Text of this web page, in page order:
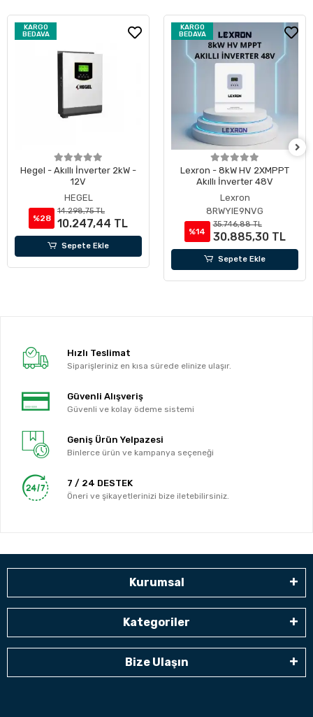
2kW -
Lexron - 8kW HV 2XMPPT
8RWYIE9NVG
35.746,88 TL
30.885,30 TL
Sepete Ekle
BEDAVA
Hibrit İnverter
Trifaze/Monofaze
NZYZHF124F
%19
Hızlı Teslimat
Siparişleriniz en kısa sürede elinize ulaşır.
Güvenli Alışveriş
Güvenli ve kolay ödeme sistemi
Geniş Ürün Yelpazesi
Binlerce ürün ve kampanya seçeneği
7 / 24 DESTEK
Öneri ve şikayetlerinizi bize iletebilirsiniz.
Kurumsal
Kategoriler
Bize Ulaşın